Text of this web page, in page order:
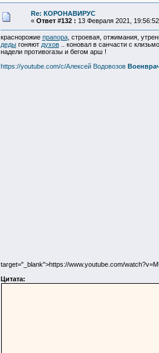
Re: КОРОНАВИРУС
« Ответ #132 : 13 Февраля 2021,
краснорожие прапора, строевая, отжимания,
дедыгоняют духов.. коновал в санчасти с
надели противогазы и бегом арш !
https://youtube.com/c/Алексей Водовозов
target="_blank">https://www.youtube.com/
Цитата: